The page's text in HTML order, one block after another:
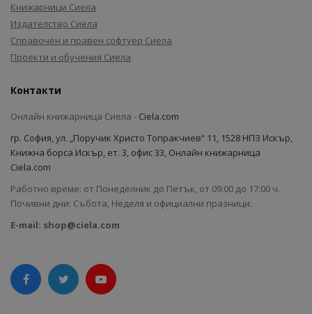
Книжарници Сиела
Издателство Сиела
Справочен и правен софтуер Сиела
Проекти и обучения Сиела
Контакти
Онлайн книжарница Сиела - Ciela.com
гр. София, ул. „Поручик Христо Топракчиев“ 11, 1528 НПЗ Искър,
Книжна борса Искър, ет. 3, офис 33, Онлайн книжарница
Ciela.com
Работно време: от Понеделник до Петък, от 09:00 до 17:00 ч.
Почивни дни: Събота, Неделя и официални празници.
E-mail: shop@ciela.com